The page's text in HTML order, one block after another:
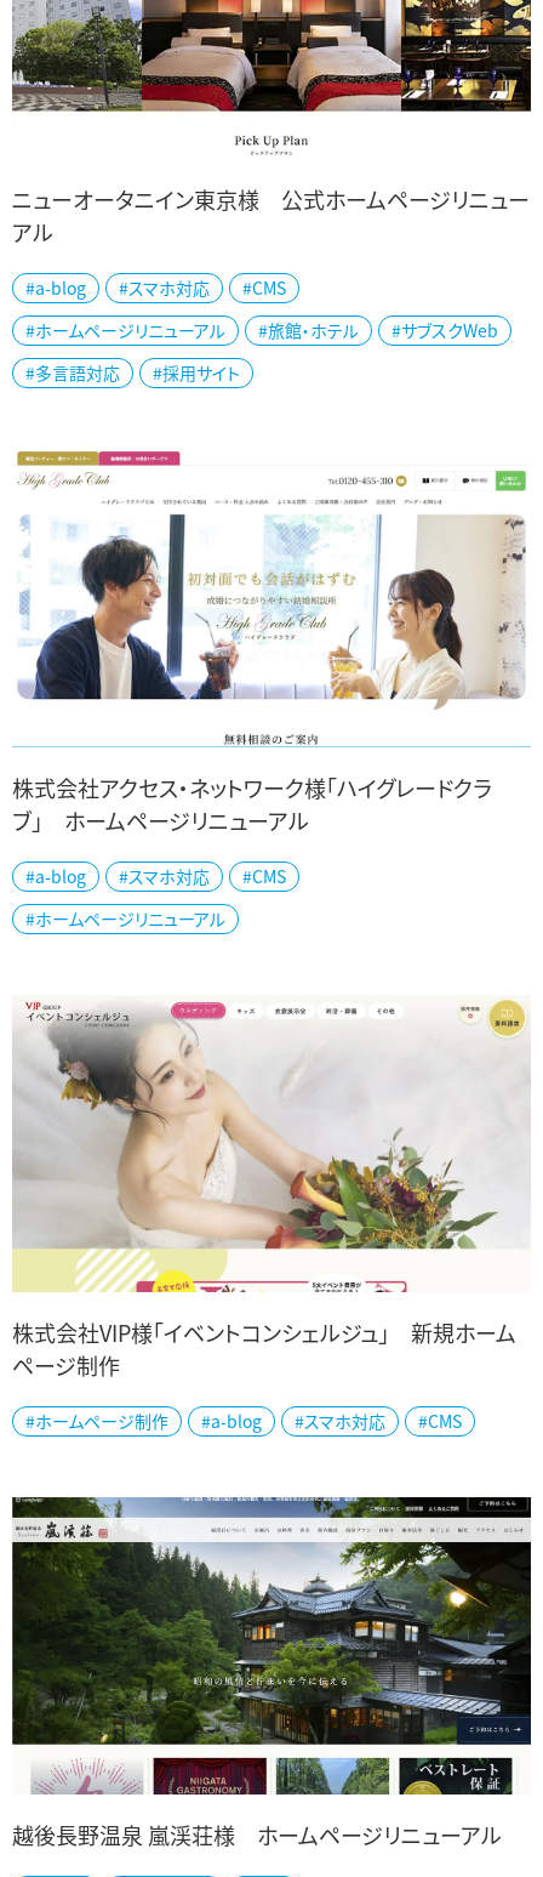
東京都品川区のニューオータニイン東京様の公式ホームページをリ
ニューアルしました。 モノトーンベースに赤を随所に使用して都会的
で落ち着いたデザインにまとめました...
ニューオータニイン東京様 公式ホームページリニュー
アル
#a-blog #スマホ対応
#CMS
#ホームページリニューアル
#旅館・ホテル
#サブスクWeb
#多言語対応
#採用サイト
新潟市中央区の株式会社アクセス・ネットワーク様「ハイグレードクラ
ブ」公式ホームページをリニューアルしました。 長野・富山・金沢・仙
台にもオフィスを構える結婚相...
株式会社アクセス・ネットワーク様「ハイグレードクラ
ブ」 ホームページリニューアル
#a-blog #スマホ対応
#CMS
#ホームページリニューアル
新潟県下で冠婚葬祭業を幅広くグループ展開されている、株式会社
VIPグループ様「イベントコンシェルジュ」ホームページを新規制作し
株式会社VIP様「イベントコンシェルジュ」 新規ホーム
ページ制作
#ホームページ制作 #a-blog #スマホ対応 #CMS
越後長野温泉 嵐渓荘様 ホームページリニューアル